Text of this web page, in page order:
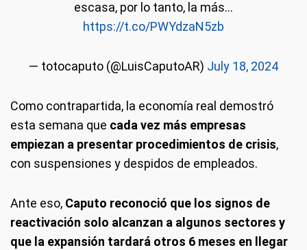
escasa, por lo tanto, la más…
https://t.co/PWYdzaN5zb
— totocaputo (@LuisCaputoAR) July 18, 2024
Como contrapartida, la economía real demostró
esta semana que cada vez más empresas
empiezan a presentar procedimientos de crisis,
con suspensiones y despidos de empleados.
Ante eso, Caputo reconoció que los signos de
reactivación solo alcanzan a algunos sectores y
que la expansión tardará otros 6 meses en llegar